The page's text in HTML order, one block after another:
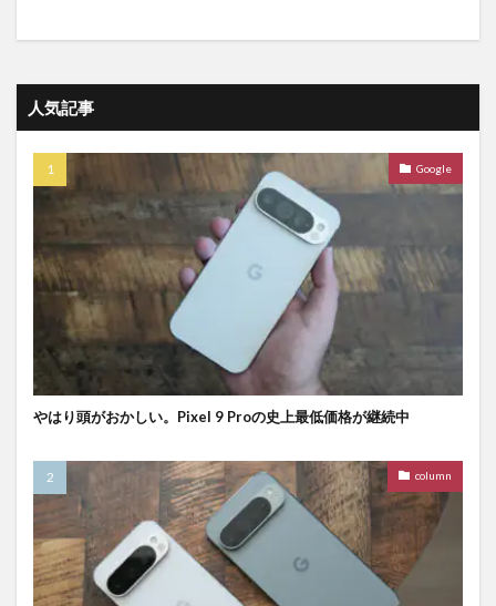
人気記事
Google
やはり頭がおかしい。Pixel 9 Proの史上最低価格が継続中
column